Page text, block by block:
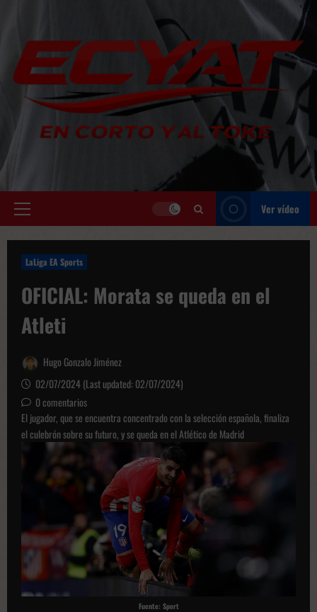
contenido
Menú
Ver vídeo
LaLiga EA Sports
OFICIAL: Morata se queda en el
Atleti
Hugo Gonzalo Jiménez
02/07/2024 (Last updated: 02/07/2024)
0 comentarios
El jugador, que se encuentra concentrado con la selección española, finaliza
el culebrón sobre su futuro, y se queda en el Atlético de Madrid
Fuente: Sport